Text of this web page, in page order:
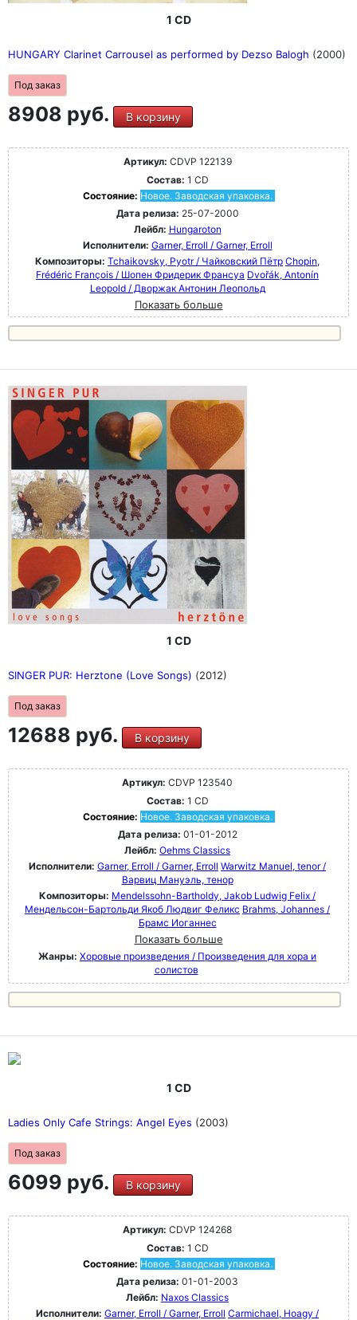
1 CD
HUNGARY Clarinet Carrousel as performed by Dezso Balogh (2000)
Под заказ
8908 руб. В корзину
Артикул: CDVP 122139
Состав: 1 CD
Состояние: Новое. Заводская упаковка.
Дата релиза: 25-07-2000
Лейбл: Hungaroton
Исполнители: Garner, Erroll / Garner, Erroll
Композиторы: Tchaikovsky, Pyotr / Чайковский Пётр Chopin,
Frédéric François / Шопен Фридерик Франсуа Dvořák, Antonín
Leopold / Дворжак Антонин Леопольд
Показать больше
1 CD
SINGER PUR: Herztone (Love Songs) (2012)
Под заказ
12688 руб. В корзину
Артикул: CDVP 123540
Состав: 1 CD
Состояние: Новое. Заводская упаковка.
Дата релиза: 01-01-2012
Лейбл: Oehms Classics
Исполнители: Garner, Erroll / Garner, Erroll Warwitz Manuel, tenor /
Варвиц Мануэль, тенор
Композиторы: Mendelssohn-Bartholdy, Jakob Ludwig Felix /
Мендельсон-Бартольди Якоб Людвиг Феликс Brahms, Johannes /
Брамс Иоганнес
Показать больше
Жанры: Хоровые произведения / Произведения для хора и
солистов
1 CD
Ladies Only Cafe Strings: Angel Eyes (2003)
Под заказ
6099 руб. В корзину
Артикул: CDVP 124268
Состав: 1 CD
Состояние: Новое. Заводская упаковка.
Дата релиза: 01-01-2003
Лейбл: Naxos Classics
Исполнители: Garner, Erroll / Garner, Erroll Carmichael, Hoagy /